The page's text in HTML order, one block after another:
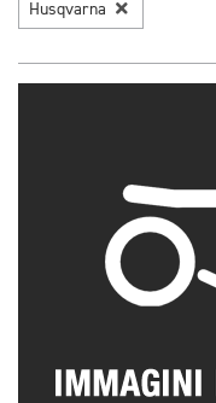
Husqvarna